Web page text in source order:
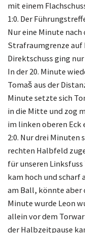
mit einem
1:0. Der
Nur eine Minute nach
Strafraumgrenze
Direktschuss ging
In der 20. Minute
Tomaš aus der
Minute setzte sich
in die Mitte und zog
im linken oberen Eck
2:0. Nur drei
rechten Halbfeld
für unseren
kam hoch und scharf
am Ball, könnte aber
Minute wurde Leon
allein vor dem
der Halbzeitpause